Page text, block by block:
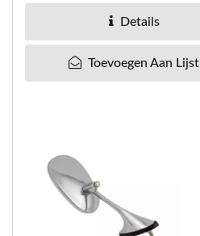
590A). Onze regelaars zijn...
Details
Toevoegen Aan Lijst